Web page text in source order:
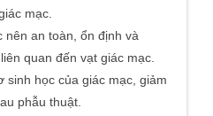
mạc.
nên an toàn, ổn định và
quan đến vạt giác mạc.
sinh học của giác mạc, giảm
phẫu thuật.